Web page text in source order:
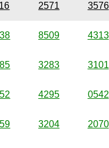
2571 3576
8509 4313
3283 3101
4295 0542
3204 2070